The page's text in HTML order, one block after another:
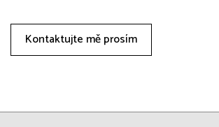
Kontaktujte mě prosím